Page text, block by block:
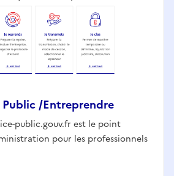
Public /Entreprendre
public.gouv.fr est le point
pour les professionnels